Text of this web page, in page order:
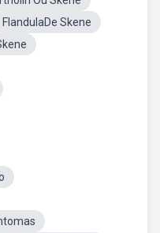
FlandulaDe Skene